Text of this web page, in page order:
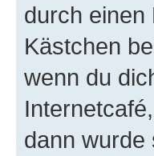
durch einen
Kästchen
wenn du
dann wurde